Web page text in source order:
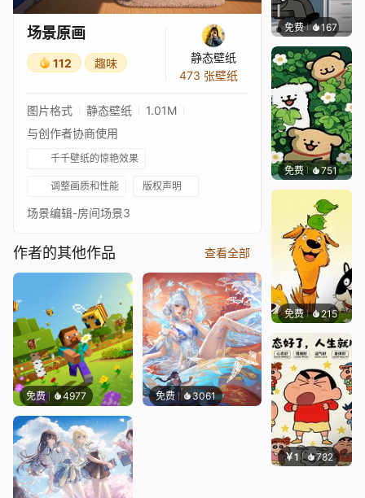
场景原画
112 趣味
静态壁纸
473 张壁纸
图片格式 静态壁纸
1.01M
与创作者协商使用
千千壁纸的惊艳效果
调整画质和性能 版权声明
场景编辑-房间场景3
作者的其他作品 查看全部
免费 4977 免费 3061
免费 167渔小小
免费 751渔小小
免费 215渔小小
￥1 782渔小小